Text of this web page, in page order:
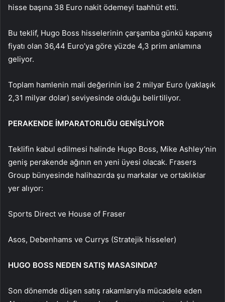
hisse başına 38 Euro nakit ödemeyi taahhüt etti.
Bu teklif, Hugo Boss hisselerinin çarşamba günkü kapanış
fiyatı olan 36,44 Euro’ya göre yüzde 4,3 prim anlamına
geliyor.
Toplam hamlenin mali değerinin ise 2 milyar Euro (yaklaşık
2,31 milyar dolar) seviyesinde olduğu belirtiliyor.
PERAKENDE İMPARATORLIĞU GENİŞLİYOR
Teklifin kabul edilmesi halinde Hugo Boss, Mike Ashley’nin
geniş perakende ağının en yeni üyesi olacak. Frasers
Group bünyesinde halihazırda şu markalar ve ortaklıklar
yer alıyor:
Sports Direct ve House of Fraser
Asos, Debenhams ve Currys (Stratejik hisseler)
HUGO BOSS NEDEN SATIŞ MASASINDA?
Son dönemde düşen satış rakamlarıyla mücadele eden